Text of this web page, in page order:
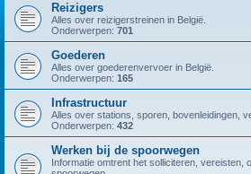
Reizigers
Alles over reizigerstreinen in België.
Onderwerpen: 701
Goederen
Alles over goederenvervoer in België.
Onderwerpen: 165
Infrastructuur
Alles over stations, sporen, bovenleidingen,
Onderwerpen: 432
Werken bij de spoorwegen
Informatie omtrent het solliciteren, vereisten,